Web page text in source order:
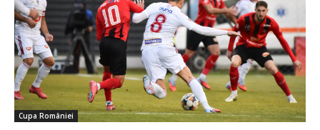
Cupa României